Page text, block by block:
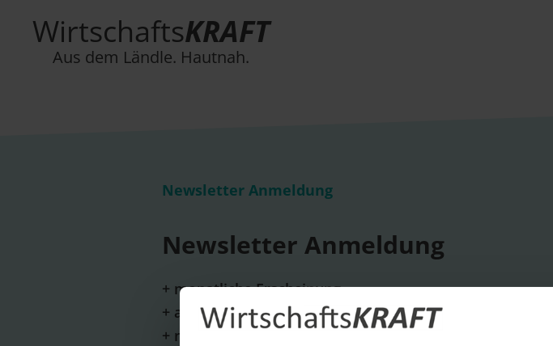
WirtschaftsKRAFT
Aus dem Ländle. Hautnah.
Newsletter Anmeldung
Newsletter Anmeldung
+ monatliche Erscheinung
+ aktuelle Themen und wichtige Termine
+ neue Unternehmensportraits und Unternehmensprofile